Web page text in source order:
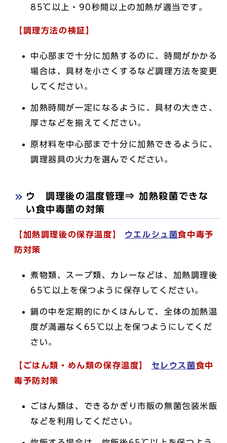
85℃以上・90秒間以上の加熱が適当です。
【調理方法の検証】
中心部まで十分に加熱するのに、時間がかかる
場合は、具材を小さくするなど調理方法を変更
してください。
加熱時間が一定になるように、具材の大きさ、
厚さなどを揃えてください。
原材料を中心部まで十分に加熱できるように、
調理器具の火力を選んでください。
ウ 調理後の温度管理⇒ 加熱殺菌できな
い食中毒菌の対策
【加熱調理後の保存温度】 ウエルシュ菌食中毒予
防対策
煮物類、スープ類、カレーなどは、加熱調理後
65℃以上を保つように保存してください。
鍋の中を定期的にかくはんして、全体の加熱温
度が満遍なく65℃以上を保つようにしてくだ
さい。
【ごはん類・めん類の保存温度】 セレウス菌食中
毒予防対策
ごはん類は、できるかぎり市販の無菌包装米飯
などを利用してください。